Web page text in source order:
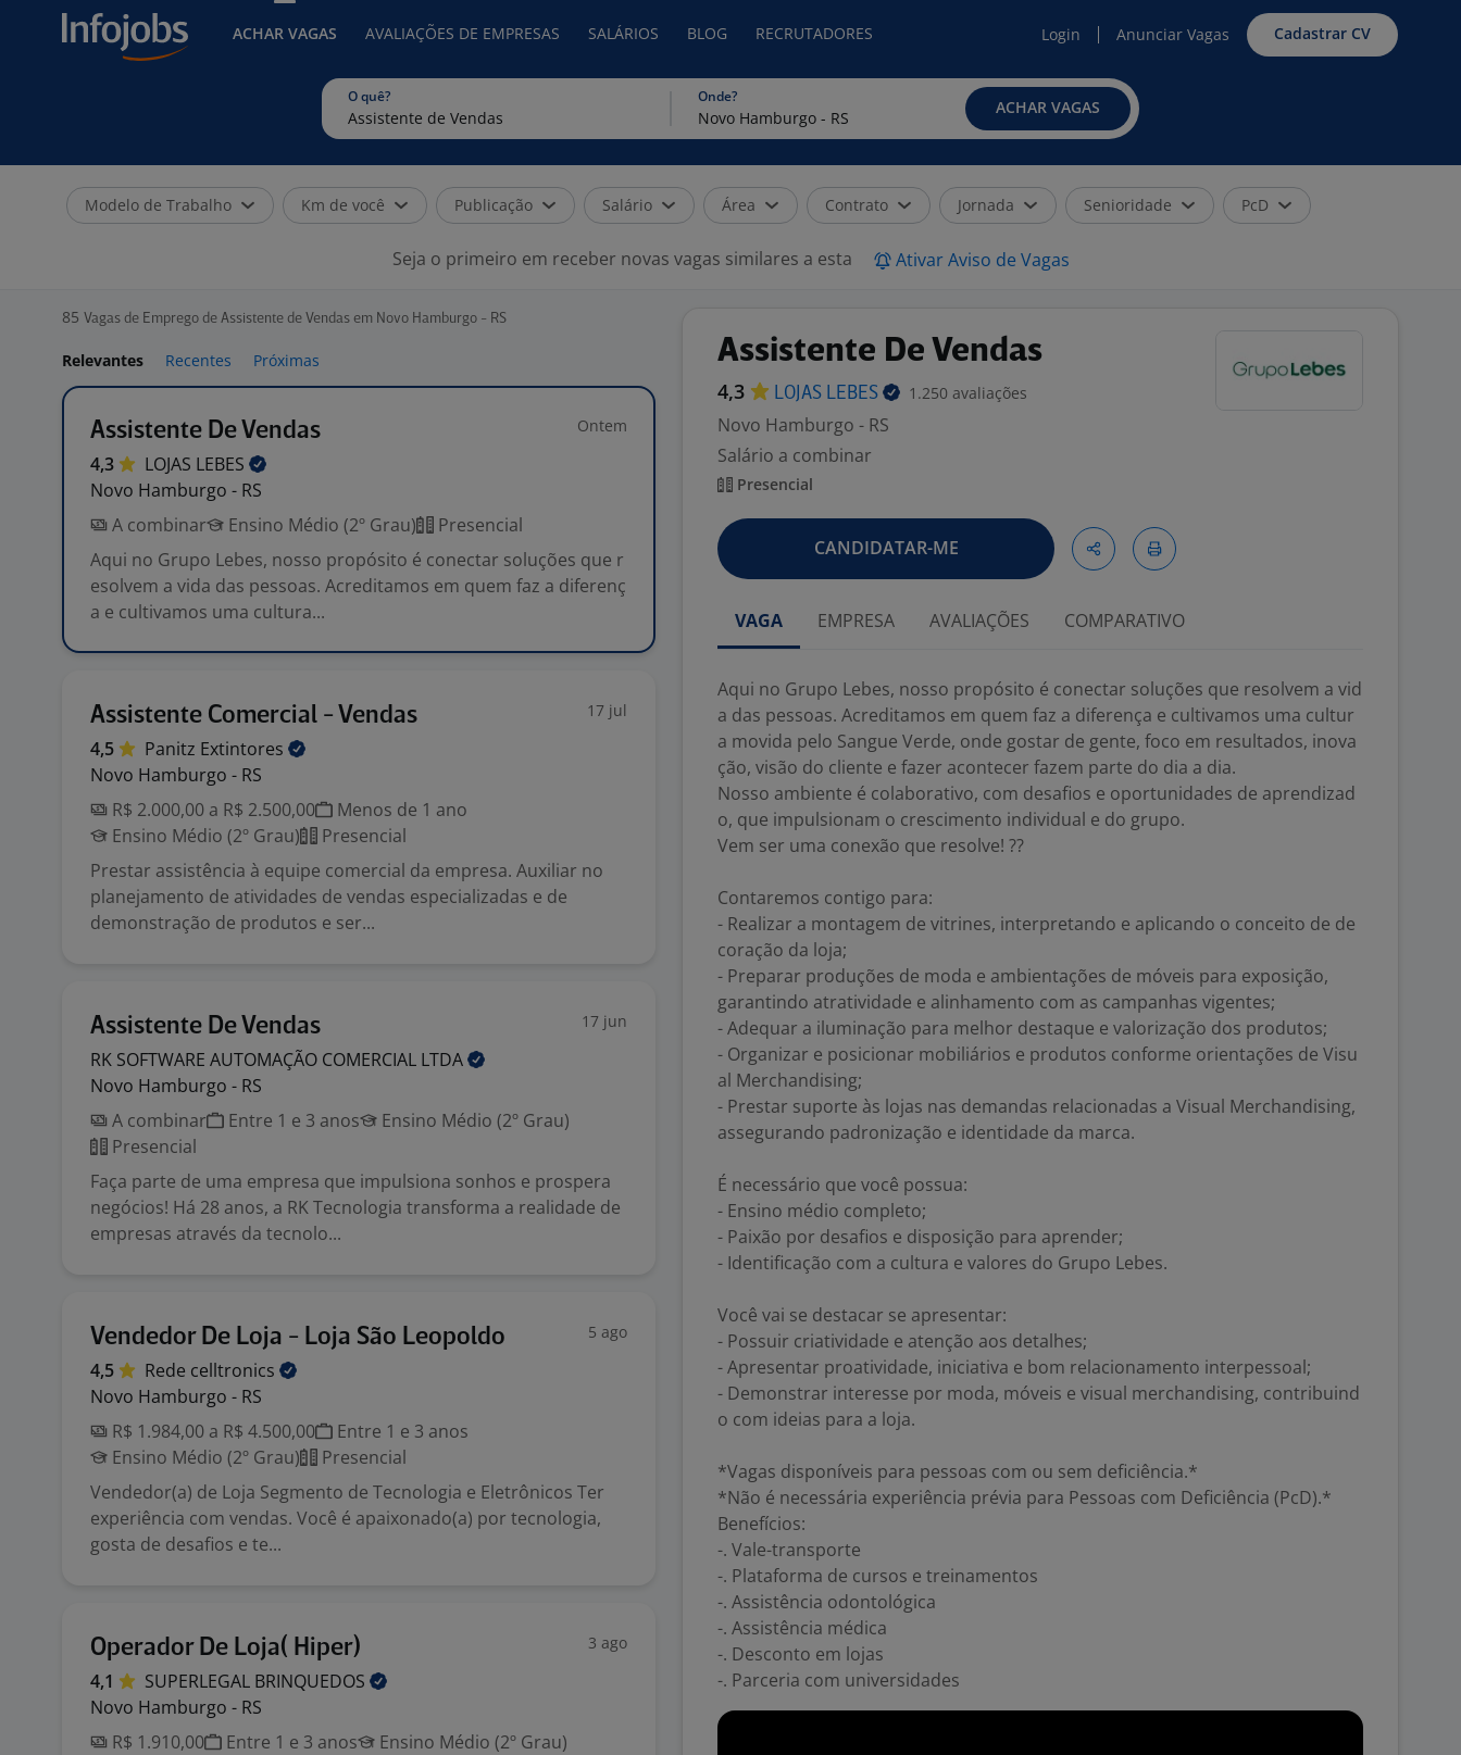
ACHAR VAGAS AVALIAÇÕES DE EMPRESAS SALÁRIOS BLOG RECRUTADORES Login Anunciar Vagas Cadastrar CV
O quê? Onde?
ACHAR VAGAS
Modelo de Trabalho Km de você Publicação Salário Área Contrato Jornada Senioridade PcD
Seja o primeiro em receber novas vagas similares a esta Ativar Aviso de Vagas
85 Vagas de Emprego de Assistente de Vendas em Novo Hamburgo - RS
Relevantes Recentes Próximas
Assistente De Vendas Ontem
4,3 LOJAS LEBES
Novo Hamburgo - RS
A combinar
Ensino Médio (2º Grau)
Presencial
Aqui no Grupo Lebes, nosso propósito é conectar soluções que r
esolvem a vida das pessoas. Acreditamos em quem faz a diferenç
a e cultivamos uma cultura...
Assistente Comercial - Vendas 17 jul
4,5 Panitz Extintores
Novo Hamburgo - RS
R$ 2.000,00 a R$ 2.500,00
Menos de 1 ano
Ensino Médio (2º Grau)
Presencial
Prestar assistência à equipe comercial da empresa. Auxiliar no
planejamento de atividades de vendas especializadas e de
demonstração de produtos e ser...
Assistente De Vendas 17 jun
RK SOFTWARE AUTOMAÇÃO COMERCIAL LTDA
Novo Hamburgo - RS
A combinar
Entre 1 e 3 anos
Ensino Médio (2º Grau)
Presencial
Faça parte de uma empresa que impulsiona sonhos e prospera
negócios! Há 28 anos, a RK Tecnologia transforma a realidade de
empresas através da tecnolo...
Vendedor De Loja - Loja São Leopoldo 5 ago
4,5 Rede celltronics
Novo Hamburgo - RS
R$ 1.984,00 a R$ 4.500,00
Entre 1 e 3 anos
Ensino Médio (2º Grau)
Presencial
Vendedor(a) de Loja Segmento de Tecnologia e Eletrônicos Ter
experiência com vendas. Você é apaixonado(a) por tecnologia,
gosta de desafios e te...
Operador De Loja( Hiper) 3 ago
4,1 SUPERLEGAL BRINQUEDOS
Novo Hamburgo - RS
R$ 1.910,00
Entre 1 e 3 anos
Ensino Médio (2º Grau)
Assistente De Vendas
4,3 LOJAS LEBES 1.250 avaliações
Novo Hamburgo - RS
Salário a combinar
Presencial
CANDIDATAR-ME
VAGA EMPRESA AVALIAÇÕES COMPARATIVO
Aqui no Grupo Lebes, nosso propósito é conectar soluções que resolvem a vid
a das pessoas. Acreditamos em quem faz a diferença e cultivamos uma cultur
a movida pelo Sangue Verde, onde gostar de gente, foco em resultados, inova
ção, visão do cliente e fazer acontecer fazem parte do dia a dia.
Nosso ambiente é colaborativo, com desafios e oportunidades de aprendizad
o, que impulsionam o crescimento individual e do grupo.
Vem ser uma conexão que resolve! ??
Contaremos contigo para:
- Realizar a montagem de vitrines, interpretando e aplicando o conceito de de
coração da loja;
- Preparar produções de moda e ambientações de móveis para exposição,
garantindo atratividade e alinhamento com as campanhas vigentes;
- Adequar a iluminação para melhor destaque e valorização dos produtos;
- Organizar e posicionar mobiliários e produtos conforme orientações de Visu
al Merchandising;
- Prestar suporte às lojas nas demandas relacionadas a Visual Merchandising,
assegurando padronização e identidade da marca.
É necessário que você possua:
- Ensino médio completo;
- Paixão por desafios e disposição para aprender;
- Identificação com a cultura e valores do Grupo Lebes.
Você vai se destacar se apresentar:
- Possuir criatividade e atenção aos detalhes;
- Apresentar proatividade, iniciativa e bom relacionamento interpessoal;
- Demonstrar interesse por moda, móveis e visual merchandising, contribuind
o com ideias para a loja.
*Vagas disponíveis para pessoas com ou sem deficiência.*
*Não é necessária experiência prévia para Pessoas com Deficiência (PcD).*
Benefícios:
-. Vale-transporte
-. Plataforma de cursos e treinamentos
-. Assistência odontológica
-. Assistência médica
-. Desconto em lojas
-. Parceria com universidades